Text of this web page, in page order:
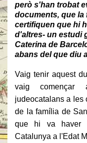
però s'han trobat
documents, que la
certifiquen que hi
d'altres- un estudi
Caterina de
abans del que diu
Vaig tenir aquest
vaig començar
judeocatalans a les
de la família de
que hi va haver
Catalunya a l'Edat